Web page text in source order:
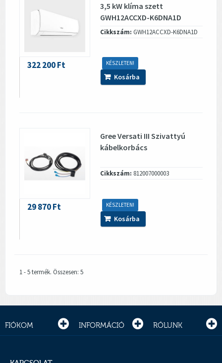
3,5 kW klíma szett
GWH12ACCXD-K6DNA1D
Cikkszám: GWH12ACCXD-K6DNA1D
KÉSZLETEN!
322 200 Ft
Kosárba
Gree Versati III Szivattyú
kábelkorbács
Cikkszám: 812007000003
KÉSZLETEN!
29 870 Ft
Kosárba
1 - 5 termék. Összesen: 5
FIÓKOM INFORMÁCIÓ RÓLUNK